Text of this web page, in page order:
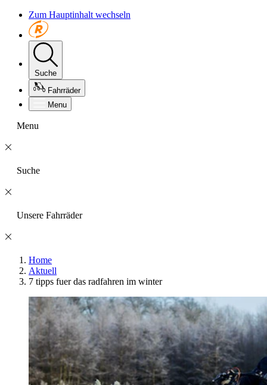
Zum Hauptinhalt wechseln
Suche
Fahrräder
Menu
Menu
Suche
Unsere Fahrräder
Home
Aktuell
7 tipps fuer das radfahren im winter